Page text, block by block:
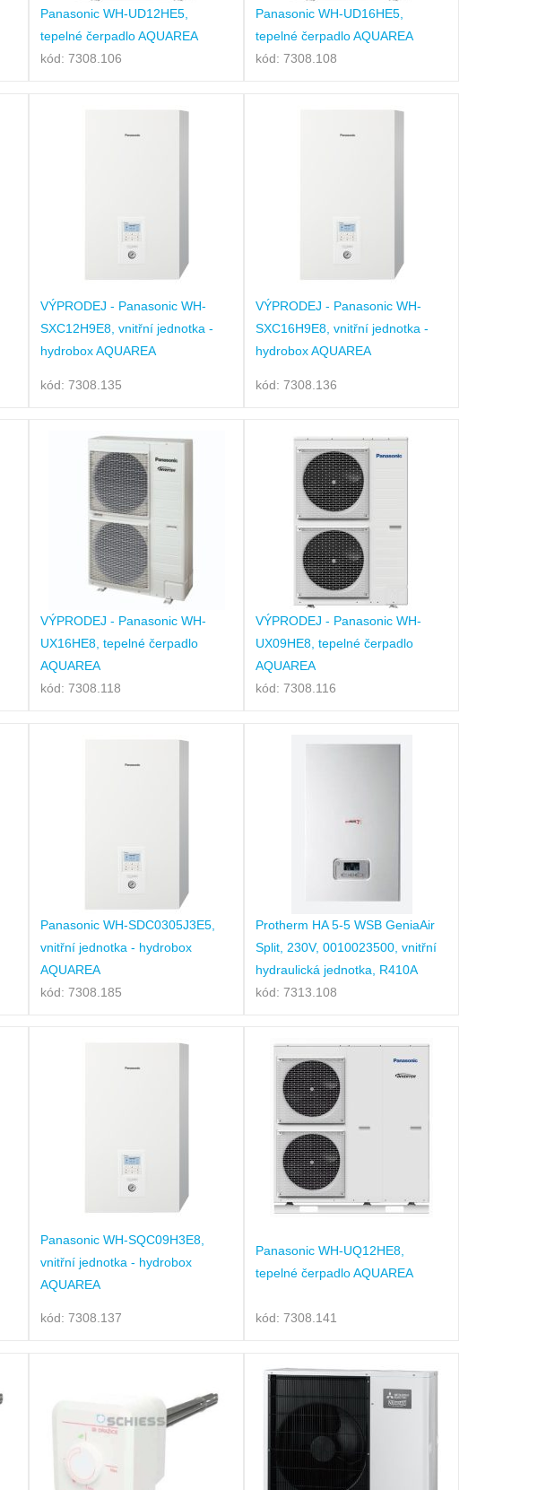
Panasonic WH-UD12HE5,
tepelné čerpadlo AQUAREA
kód: 7308.106
Panasonic WH-UD16HE5,
tepelné čerpadlo AQUAREA
kód: 7308.108
VÝPRODEJ - Panasonic WH-
SXC12H9E8, vnitřní jednotka -
hydrobox AQUAREA
kód: 7308.135
VÝPRODEJ - Panasonic WH-
SXC16H9E8, vnitřní jednotka -
hydrobox AQUAREA
kód: 7308.136
VÝPRODEJ - Panasonic WH-
UX16HE8, tepelné čerpadlo
AQUAREA
kód: 7308.118
VÝPRODEJ - Panasonic WH-
UX09HE8, tepelné čerpadlo
AQUAREA
kód: 7308.116
Panasonic WH-SDC0305J3E5,
vnitřní jednotka - hydrobox
AQUAREA
kód: 7308.185
Protherm HA 5-5 WSB GeniaAir
Split, 230V, 0010023500, vnitřní
hydraulická jednotka, R410A
kód: 7313.108
Panasonic WH-SQC09H3E8,
vnitřní jednotka - hydrobox
AQUAREA
kód: 7308.137
Panasonic WH-UQ12HE8,
tepelné čerpadlo AQUAREA
kód: 7308.141